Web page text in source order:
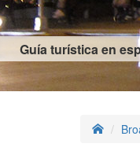
Guía turística en